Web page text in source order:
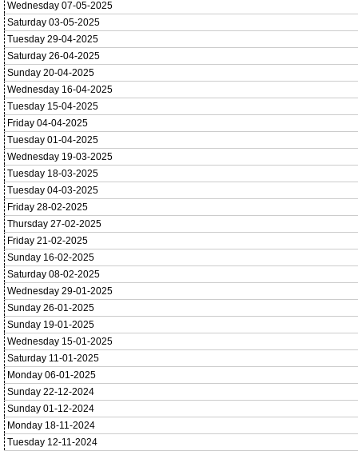
Wednesday 07-05-2025
Saturday 03-05-2025
Tuesday 29-04-2025
Saturday 26-04-2025
Sunday 20-04-2025
Wednesday 16-04-2025
Tuesday 15-04-2025
Friday 04-04-2025
Tuesday 01-04-2025
Wednesday 19-03-2025
Tuesday 18-03-2025
Tuesday 04-03-2025
Friday 28-02-2025
Thursday 27-02-2025
Friday 21-02-2025
Sunday 16-02-2025
Saturday 08-02-2025
Wednesday 29-01-2025
Sunday 26-01-2025
Sunday 19-01-2025
Wednesday 15-01-2025
Saturday 11-01-2025
Monday 06-01-2025
Sunday 22-12-2024
Sunday 01-12-2024
Monday 18-11-2024
Tuesday 12-11-2024